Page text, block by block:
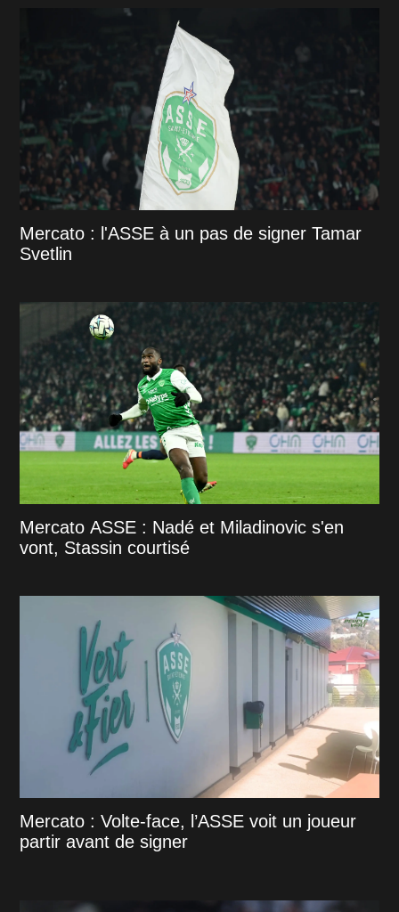
Mercato : l'ASSE à un pas de signer Tamar
Svetlin
Mercato ASSE : Nadé et Miladinovic s'en
vont, Stassin courtisé
Mercato : Volte-face, l’ASSE voit un joueur
partir avant de signer